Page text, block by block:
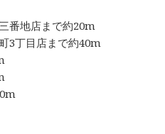
番地店まで約20m
3丁目店まで約40m